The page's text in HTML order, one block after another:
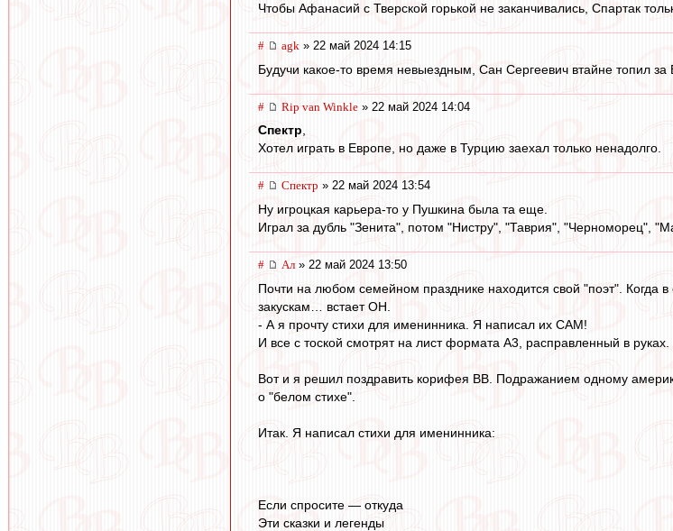
Чтобы Афанасий с Тверской горькой не заканчивались, Спартак
# agk » 22 май 2024 14:15
Будучи какое-то время невыездным, Сан Сергеевич втайне топил
# Rip van Winkle » 22 май 2024 14:04
Спектр,
Хотел играть в Европе, но даже в Турцию заехал только ненадолго.
# Спектр » 22 май 2024 13:54
Ну игроцкая карьера-то у Пушкина была та еще.
Играл за дубль "Зенита", потом "Нистру", "Таврия", "Черноморец",
# Ал » 22 май 2024 13:50
Почти на любом семейном празднике находится свой "поэт". Когда в
закускам… встает ОН.
- А я прочту стихи для именинника. Я написал их САМ!
И все с тоской смотрят на лист формата А3, расправленный в
Вот и я решил поздравить корифея ВВ. Подражанием одному
о "белом стихе".
Итак. Я написал стихи для именинника:
Если спросите — откуда
Эти сказки и легенды